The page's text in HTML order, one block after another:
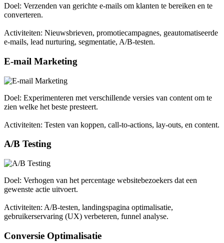
Doel: Verzenden van gerichte e-mails om klanten te bereiken en te
converteren.
Activiteiten: Nieuwsbrieven, promotiecampagnes, geautomatiseerde
e-mails, lead nurturing, segmentatie, A/B-testen.
E-mail Marketing
Doel: Experimenteren met verschillende versies van content om te
zien welke het beste presteert.
Activiteiten: Testen van koppen, call-to-actions, lay-outs, en content.
A/B Testing
Doel: Verhogen van het percentage websitebezoekers dat een
gewenste actie uitvoert.
Activiteiten: A/B-testen, landingspagina optimalisatie,
gebruikerservaring (UX) verbeteren, funnel analyse.
Conversie Optimalisatie